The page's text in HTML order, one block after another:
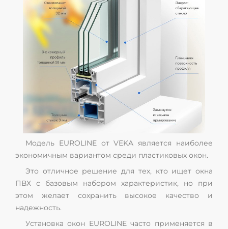
Модель EUROLINE от VEKA является наиболее
экономичным вариантом среди пластиковых окон.
Это отличное решение для тех, кто ищет окна
ПВХ с базовым набором характеристик, но при
этом желает сохранить высокое качество и
надежность.
Установка окон EUROLINE часто применяется в